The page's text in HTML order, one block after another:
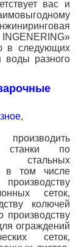
вас и
в следующих
воды разного
,
станки по
стальных
в том числе
сеток,
колючей
производству
ограждений
сеток,